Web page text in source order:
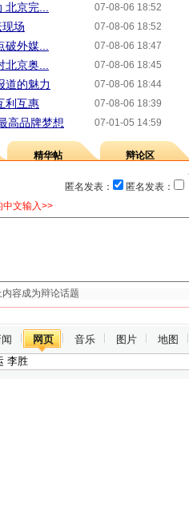
07-08-06 18:52
京完...
07-08-06 18:52
现场
07-08-06 18:47
外媒...
07-08-06 18:45
京奥...
07-08-06 18:44
道的魅力
07-08-06 18:39
利互惠
07-01-05 14:59
高品牌梦想
精华帖
辩论区
匿名发表：
匿名发表：
中文输入>>
网页 音乐 图片 地图